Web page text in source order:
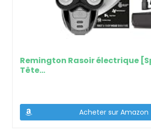
Remington Rasoir électrique
Tête…
Acheter sur Amazon